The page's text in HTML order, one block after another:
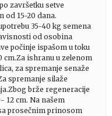
završetku setve
od 15-20 dana.
35-40 kg semena
od osobina
počinje ispašom u toku
cm.Za ishranu u zelenom
za spremanje senaže
spremanje silaže
brže regeneracije
12 cm. Na našem
prosečnim prinosom